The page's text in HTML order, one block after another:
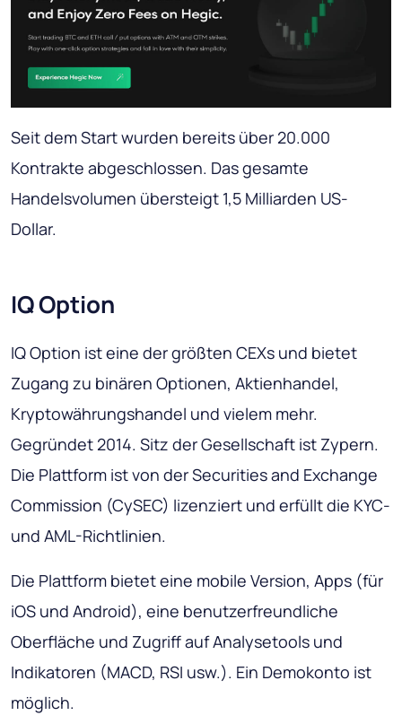
Seit dem Start wurden bereits über 20.000
Kontrakte abgeschlossen. Das gesamte
Handelsvolumen übersteigt 1,5 Milliarden US-
Dollar.
IQ Option
IQ Option ist eine der größten CEXs und bietet
Zugang zu binären Optionen, Aktienhandel,
Kryptowährungshandel und vielem mehr.
Gegründet 2014. Sitz der Gesellschaft ist Zypern.
Die Plattform ist von der Securities and Exchange
Commission (CySEC) lizenziert und erfüllt die KYC-
und AML-Richtlinien.
Die Plattform bietet eine mobile Version, Apps (für
iOS und Android), eine benutzerfreundliche
Oberfläche und Zugriff auf Analysetools und
Indikatoren (MACD, RSI usw.). Ein Demokonto ist
möglich.